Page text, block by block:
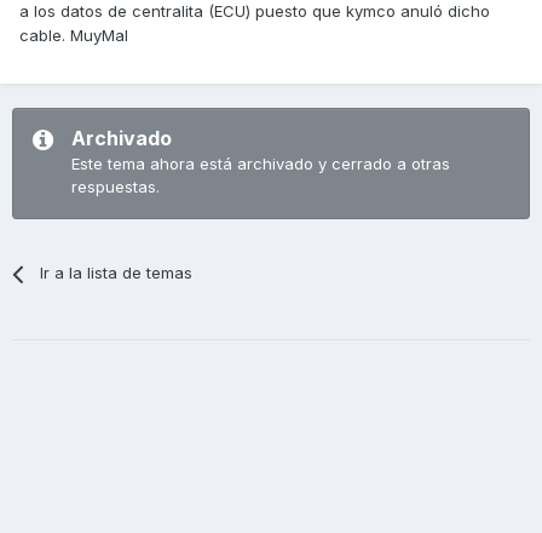
a los datos de centralita (ECU) puesto que kymco anuló dicho
cable. MuyMal
Archivado
Este tema ahora está archivado y cerrado a otras
respuestas.
Ir a la lista de temas